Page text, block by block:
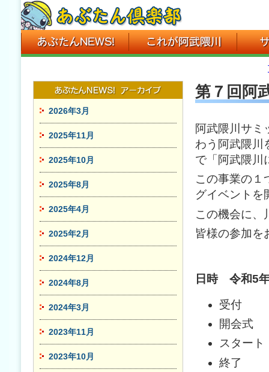
2026年3月
2025年11月
2025年10月
2025年8月
2025年4月
2025年2月
2024年12月
2024年8月
2024年3月
2023年11月
2023年10月
第７回阿
阿武隈川サミ
わう阿武隈川
で「阿武隈川
この事業の１
グイベントを
この機会に、
皆様の参加を
日時 令和5
受付 午
開会式
スター
終了